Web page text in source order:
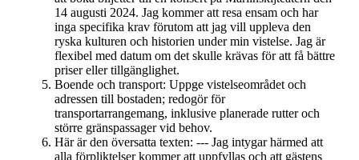
14 augusti 2024. Jag kommer att resa ensam och har
inga specifika krav förutom att jag vill uppleva den
ryska kulturen och historien under min vistelse. Jag är
flexibel med datum om det skulle krävas för att få bättre
priser eller tillgänglighet.
Boende och transport: Uppge vistelseområdet och
adressen till bostaden; redogör för
transportarrangemang, inklusive planerade rutter och
större gränspassager vid behov.
Här är den översatta texten: --- Jag intygar härmed att
alla förpliktelser kommer att uppfyllas och att gästens